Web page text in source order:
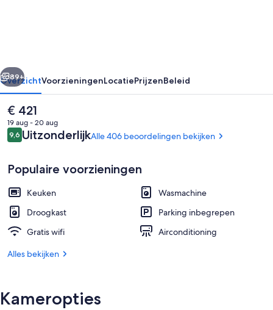
Standaard kamer, niet-roken (Loft
Volgende
89+
OverzichtVoorzieningenLocatiePrijzenBeleid
De
huidige
prijs
is
€ 421
19 aug - 20 aug
Beoordelingen
9,69,6 op 10 –
UitzonderlijkAlle 406 beoordelingen bekijken
Populaire voorzieningen
Keuken
Wasmachine
Droogkast
Parking inbegrepen
Gratis wifi
Airconditioning
Alles bekijken
Kameropties